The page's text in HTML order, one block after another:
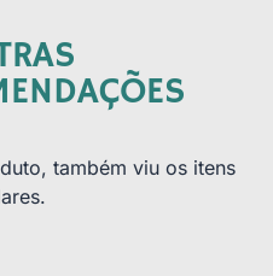
também viu os itens